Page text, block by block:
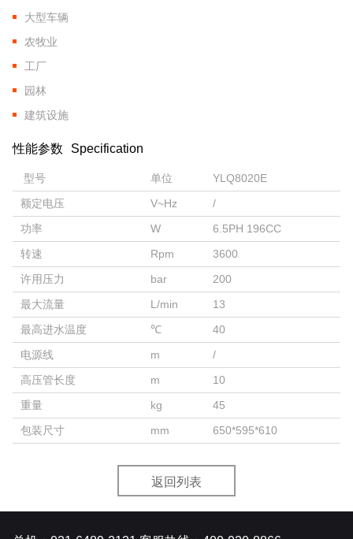
大型车辆
农牧业
工厂
园林
建筑设施
性能参数 Specification
型号 单位
YLQ8020E
额定电压
V~Hz
/
功率
W
6.5PH 196CC
转速
Rpm
3600
许用压力
bar
200
最大流量
L/min
13
最高进水温度
℃
40
电源线
m
/
高压管长度
m
10
重量
kg
45
包装尺寸
mm 650*595*610
返回列表